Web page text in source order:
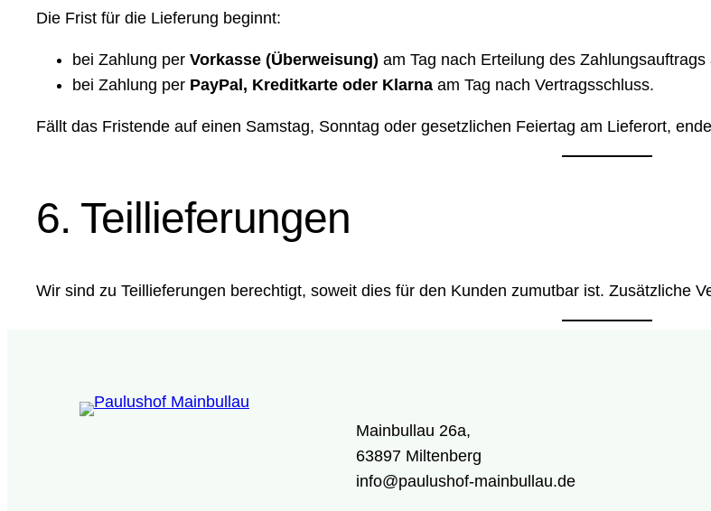
Die Frist für die Lieferung beginnt:
bei Zahlung per Vorkasse (Überweisung) am Tag nach Erteilung des
bei Zahlung per PayPal, Kreditkarte oder Klarna am Tag nach Vertragsschluss.
Fällt das Fristende auf einen Samstag, Sonntag oder gesetzlichen Feiertag am Lieferort,
6. Teillieferungen
Wir sind zu Teillieferungen berechtigt, soweit dies für den Kunden zumutbar ist. Zusätzliche
Mainbullau 26a,
63897 Miltenberg
info@paulushof-mainbullau.de